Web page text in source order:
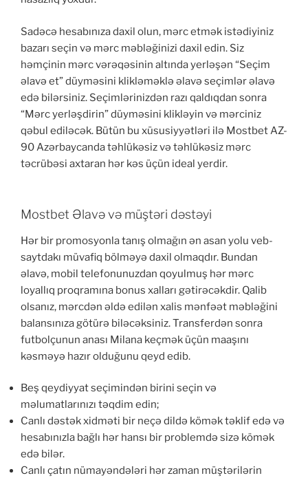
Sadəcə hesabınıza daxil olun, mərc etmək istədiyiniz
bazarı seçin və mərc məbləğinizi daxil edin. Siz
həmçinin mərc vərəqəsinin altında yerləşən “Seçim
əlavə et” düyməsini klikləməklə əlavə seçimlər əlavə
edə bilərsiniz. Seçimlərinizdən razı qaldıqdan sonra
“Mərc yerləşdirin” düyməsini klikləyin və mərciniz
qəbul ediləcək. Bütün bu xüsusiyyətləri ilə Mostbet AZ-
90 Azərbaycanda təhlükəsiz və təhlükəsiz mərc
təcrübəsi axtaran hər kəs üçün ideal yerdir.
Mostbet Əlavə və müştəri dəstəyi
Hər bir promosyonla tanış olmağın ən asan yolu veb-
saytdakı müvafiq bölməyə daxil olmaqdır. Bundan
əlavə, mobil telefonunuzdan qoyulmuş hər mərc
loyallıq proqramına bonus xalları gətirəcəkdir. Qalib
olsanız, mərcdən əldə edilən xalis mənfəət məbləğini
balansınıza götürə biləcəksiniz. Transferdən sonra
futbolçunun anası Milana keçmək üçün maaşını
kəsməyə hazır olduğunu qeyd edib.
Beş qeydiyyat seçimindən birini seçin və
məlumatlarınızı təqdim edin;
Canlı dəstək xidməti bir neçə dildə kömək təklif edə və
hesabınızla bağlı hər hansı bir problemdə sizə kömək
edə bilər.
Canlı çatın nümayəndələri hər zaman müştərilərin